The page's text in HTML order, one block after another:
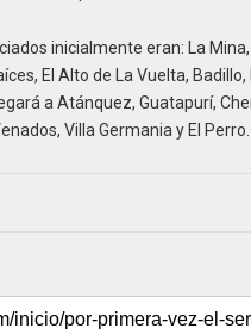
inicialmente eran: La
El Alto de La Vuelta,
a Atánquez, Guatapurí,
Villa Germania y El Perro.